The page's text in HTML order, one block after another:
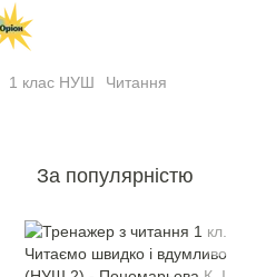
1 клас НУШ Читання
За популярністю